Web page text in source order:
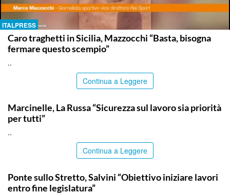
ITALPRESS
Caro traghetti in Sicilia, Mazzocchi “Basta, bisogna
fermare questo scempio”
..
Continua a Leggere
Marcinelle, La Russa “Sicurezza sul lavoro sia priorità
per tutti”
..
Continua a Leggere
Ponte sullo Stretto, Salvini “Obiettivo iniziare lavori
entro fine legislatura”